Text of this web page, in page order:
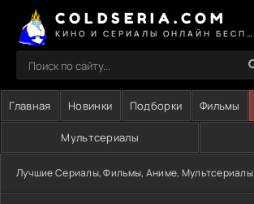
COLDSERIA.COM
Главная Новинки Подборки Фильмы
Мультсериалы
Лучшие Сериалы, Фильмы, Аниме, Мультсериалы